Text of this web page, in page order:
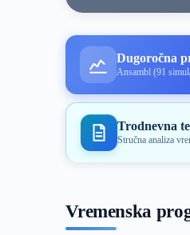
Dugoročna
Ansambl (91
Trodnevna
Stručna analiza
Vremenska